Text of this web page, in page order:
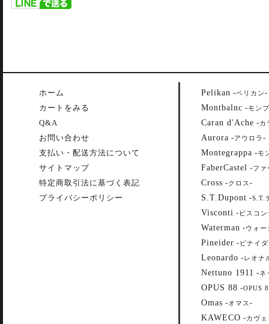
ホーム
カートをみる
Q&A
お問い合わせ
支払い・配送方法について
サイトマップ
特定商取引法に基づく表記
プライバシーポリシー
Pelikan -ペリカン-
Montbalnc -モン
Caran d'Ache -カ
Aurora -アウロラ -
Montegrappa -モ
FaberCastel -ファ
Cross -クロス -
S.T.Dupont -S.T.
Visconti - ビスコ
Waterman -ウォー
Pineider - ピナイ
Leonardo -レオナ
Nettuno 1911 -ネ
OPUS 88 -OPUS
Omas -オマス -
KAWECO -カヴェ